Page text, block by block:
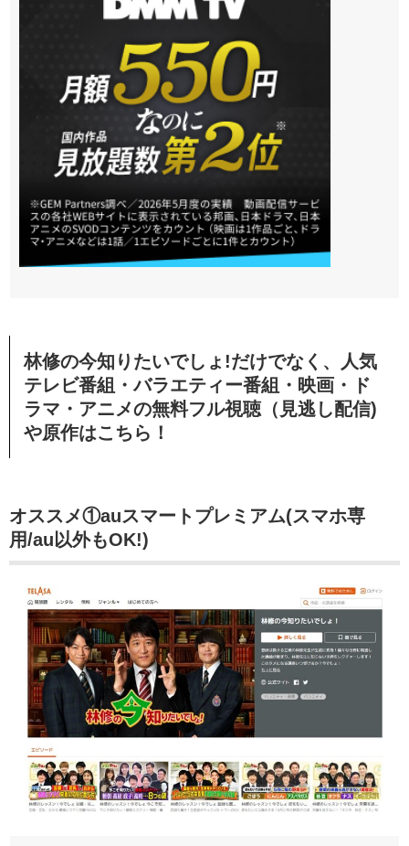
林修の今知りたいでしょ!だけでなく、人気
テレビ番組・バラエティー番組・映画・ド
ラマ・アニメの無料フル視聴（見逃し配信)
や原作はこちら！
オススメ①auスマートプレミアム(スマホ専
用/au以外もOK!)